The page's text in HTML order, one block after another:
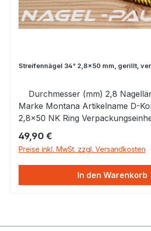
Streifennägel 34° 2,8×50 mm, gerillt,
Marke Montana Artikelname D-Kopf ST 34°
2,8×50 NK Ring Verpackungs­einheit 2.000
Magazinierungsart Streifen Kopftyp D-Kopf
Material Stahl Oberflächen­behandlung Verzinkt
Ausfüh­rung Ring
Regulärer Preis:
49,90 €
Preise inkl. MwSt. zzgl. Versandkosten
In den Warenkorb